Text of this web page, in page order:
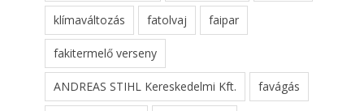
klímaváltozás fatolvaj faipar
fakitermelő verseny
ANDREAS STIHL Kereskedelmi Kft. favágás